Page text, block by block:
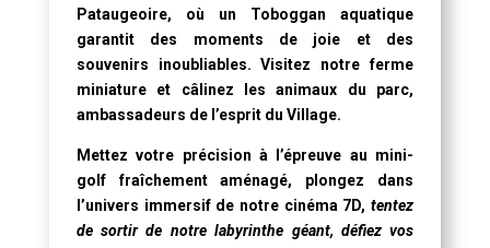
Pataugeoire, où un Toboggan aquatique
garantit des moments de joie et des
souvenirs inoubliables. Visitez notre ferme
miniature et câlinez les animaux du parc,
ambassadeurs de l’esprit du Village.
Mettez votre précision à l’épreuve au mini-
golf fraîchement aménagé, plongez dans
l’univers immersif de notre cinéma 7D,tentez
de sortir de notre labyrinthe géant, défiez vos